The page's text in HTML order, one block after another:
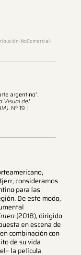
NoComercial-
argentino”.
Visual del
Nº 19 |
consideramos
para las
De este modo,
(2018), dirigido
en escena de
combinación con
de su vida
la película